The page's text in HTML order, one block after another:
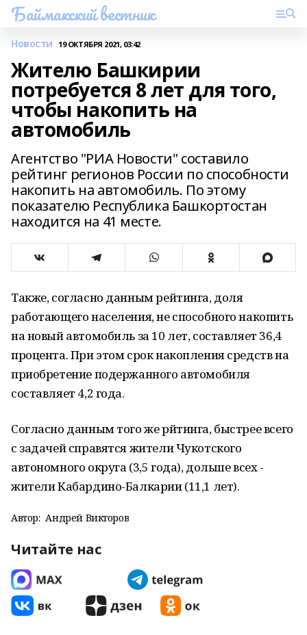
Баймакский вестник
Новости 19 ОКТЯБРЯ 2021, 03:42
Жителю Башкирии
потребуется 8 лет для того,
чтобы накопить на
автомобиль
Агентство "РИА Новости" составило
рейтинг регионов России по способности
накопить на автомобиль. По этому
показателю Республика Башкортостан
находится на 41 месте.
Также, согласно данным рейтинга, доля
работающего населения, не способного накопить
на новый автомобиль за 10 лет, составляет 36,4
процента. При этом срок накопления средств на
приобретение подержанного автомобиля
составляет 4,2 года.
Согласно данным того же рйтинга, быстрее всего
с задачей справятся жители Чукотского
автономного округа (3,5 года), дольше всех -
жители Кабардино-Балкарии (11,1 лет).
Автор: Андрей Викторов
Читайте нас